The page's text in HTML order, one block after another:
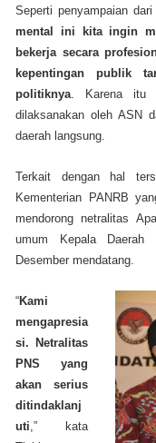
Seperti penyampaian
mental ini kita ingin
bekerja secara
kepentingan publik
politiknya . Karena itu
dilaksanakan oleh ASN
daerah langsung.
Terkait dengan hal
Kementerian PANRB
mendorong netralitas
umum Kepala Daerah
Desember mendatang.
“Kami
mengapresia
si. Netralitas
PNS yang
akan serius
ditindaklanj
uti ,” kata